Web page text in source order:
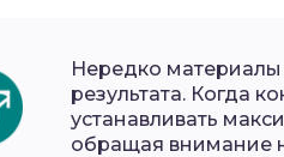
Нередко
результата. Когда
устанавливать
обращая внимание